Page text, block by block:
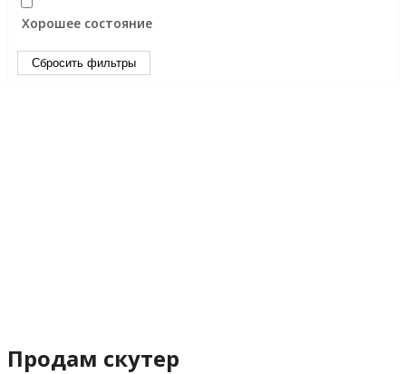
Хорошее состояние
Сбросить фильтры
Продам скутер